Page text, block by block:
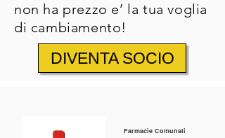
non ha prezzo e’ la tua voglia
di cambiamento!
DIVENTA SOCIO
Farmacie Comunali